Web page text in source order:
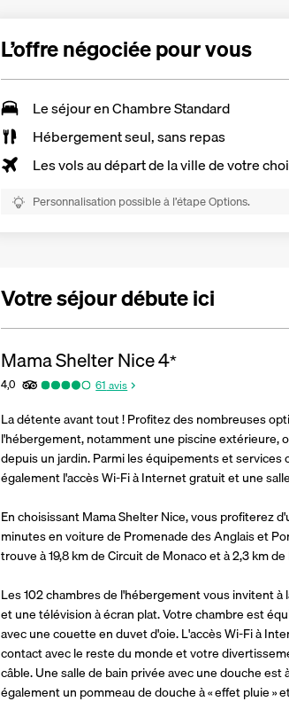
L’offre négociée pour vous
Le séjour en Chambre Standard
Hébergement seul, sans repas
Les vols au départ de la ville de votre
Personnalisation possible à l’étape Options.
Votre séjour débute ici
Mama Shelter Nice4*
4,0 61 avis
La détente avant tout ! Profitez des nombreuses
l'hébergement, notamment une piscine extérieure,
depuis un jardin. Parmi les équipements et
également l'accès Wi-Fi à Internet gratuit et une
En choisissant Mama Shelter Nice, vous profiterez
minutes en voiture de Promenade des Anglais et
trouve à 19,8 km de Circuit de Monaco et à 2,3 km
Les 102 chambres de l'hébergement vous invitent
et une télévision à écran plat. Votre chambre est
avec une couette en duvet d'oie. L'accès Wi-Fi à
contact avec le reste du monde et votre
câble. Une salle de bain privée avec une douche
également un pommeau de douche à « effet pluie